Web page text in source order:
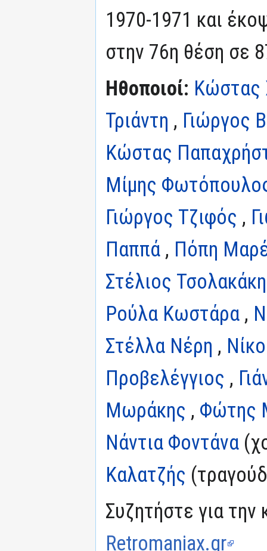
1970-1971 και
στην 76η θέση σε
Ηθοποιοί: Κώστας
Τριάντη , Γιώργος
Κώστας
Μίμης
Γιώργος Τζιφός ,
Παππά , Πόπη
Στέλιος
Ρούλα Κωστάρα ,
Στέλλα Νέρη ,
Προβελέγγιος ,
Μωράκης , Φώτης
Νάντια Φοντάνα
Καλατζής
Συζητήστε για την
Retromaniax.gr